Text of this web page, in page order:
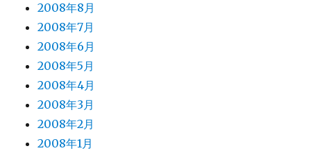
2008年8月
2008年7月
2008年6月
2008年5月
2008年4月
2008年3月
2008年2月
2008年1月